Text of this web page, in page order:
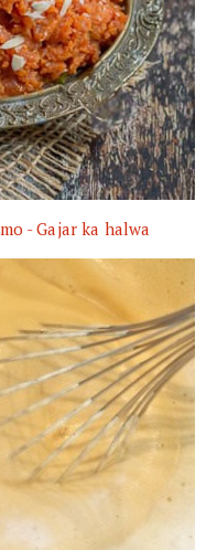
- Gajar ka halwa